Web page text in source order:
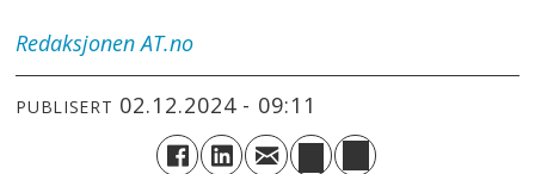
Redaksjonen AT.no
PUBLISERT 02.12.2024 - 09:11